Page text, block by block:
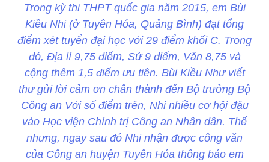
Trong kỳ thi THPT quốc gia năm 2015, em Bùi
Kiều Nhi (ở Tuyên Hóa, Quảng Bình) đạt tổng
điểm xét tuyển đại học với 29 điểm khối C. Trong
đó, Địa lí 9,75 điểm, Sử 9 điểm, Văn 8,75 và
cộng thêm 1,5 điểm ưu tiên. Bùi Kiều Như viết
thư gửi lời cảm ơn chân thành đến Bộ trưởng Bộ
Công an Với số điểm trên, Nhi nhiều cơ hội đậu
vào Học viện Chính trị Công an Nhân dân. Thế
nhưng, ngay sau đó Nhi nhận được công văn
của Công an huyện Tuyên Hóa thông báo em